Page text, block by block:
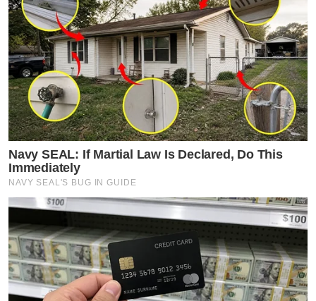
Navy SEAL: If Martial Law Is Declared, Do This
Immediately
NAVY SEAL'S BUG IN GUIDE